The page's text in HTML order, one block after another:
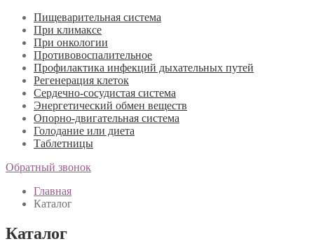
Пищеварительная система
При климаксе
При онкологии
Противовоспалительное
Профилактика инфекций дыхательных путей
Регенерация клеток
Сердечно-сосудистая система
Энергетический обмен веществ
Опорно-двигательная система
Голодание или диета
Таблетницы
Обратный звонок
Главная
Каталог
Каталог